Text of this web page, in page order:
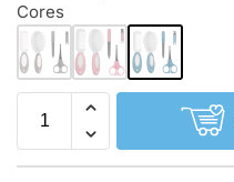
Cores